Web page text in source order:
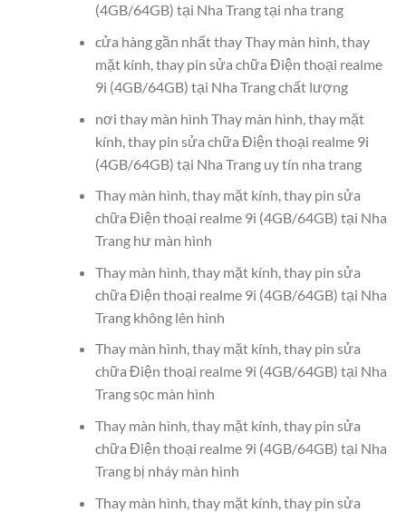
(4GB/64GB) tại Nha Trang tại nha trang
cửa hàng gần nhất thay Thay màn hình, thay
mặt kính, thay pin sửa chữa Điện thoại realme
9i (4GB/64GB) tại Nha Trang chất lượng
nơi thay màn hình Thay màn hình, thay mặt
kính, thay pin sửa chữa Điện thoại realme 9i
(4GB/64GB) tại Nha Trang uy tín nha trang
Thay màn hình, thay mặt kính, thay pin sửa
chữa Điện thoại realme 9i (4GB/64GB) tại Nha
Trang hư màn hình
Thay màn hình, thay mặt kính, thay pin sửa
chữa Điện thoại realme 9i (4GB/64GB) tại Nha
Trang không lên hình
Thay màn hình, thay mặt kính, thay pin sửa
chữa Điện thoại realme 9i (4GB/64GB) tại Nha
Trang sọc màn hình
Thay màn hình, thay mặt kính, thay pin sửa
chữa Điện thoại realme 9i (4GB/64GB) tại Nha
Trang bị nháy màn hình
Thay màn hình, thay mặt kính, thay pin sửa